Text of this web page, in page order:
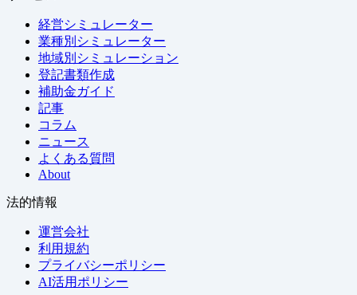
経営シミュレーター
業種別シミュレーター
地域別シミュレーション
登記書類作成
補助金ガイド
記事
コラム
ニュース
よくある質問
About
法的情報
運営会社
利用規約
プライバシーポリシー
AI活用ポリシー